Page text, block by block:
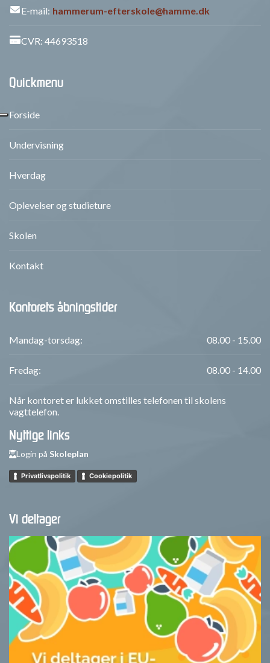
E-mail: hammerum-efterskole@hamme.dk
CVR: 44693518
Quickmenu
Forside
Undervisning
Hverdag
Oplevelser og studieture
Skolen
Kontakt
Kontorets åbningstider
Mandag-torsdag: 08.00 - 15.00
Fredag: 08.00 - 14.00
Når kontoret er lukket omstilles telefonen til skolens
vagttelefon.
Nyttige links
Login på Skoleplan
Privatlivspolitik Cookiepolitik
Vi deltager